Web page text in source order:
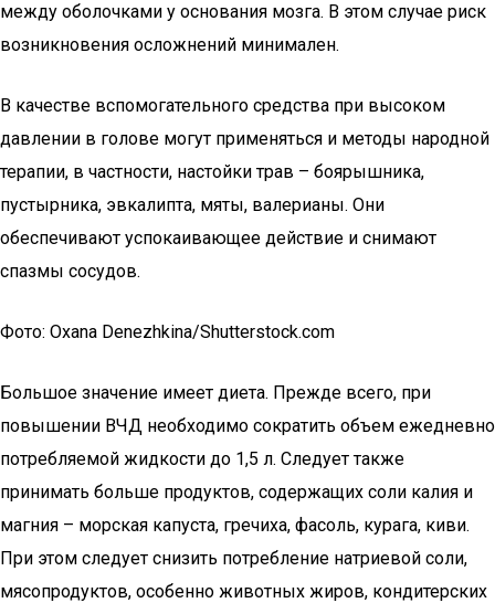
между оболочками у основания мозга. В этом случае риск
возникновения осложнений минимален.
В качестве вспомогательного средства при высоком
давлении в голове могут применяться и методы народной
терапии, в частности, настойки трав – боярышника,
пустырника, эвкалипта, мяты, валерианы. Они
обеспечивают успокаивающее действие и снимают
спазмы сосудов.
Фото: Oxana Denezhkina/Shutterstock.com
Большое значение имеет диета. Прежде всего, при
повышении ВЧД необходимо сократить объем ежедневно
потребляемой жидкости до 1,5 л. Следует также
принимать больше продуктов, содержащих соли калия и
магния – морская капуста, гречиха, фасоль, курага, киви.
При этом следует снизить потребление натриевой соли,
мясопродуктов, особенно животных жиров, кондитерских